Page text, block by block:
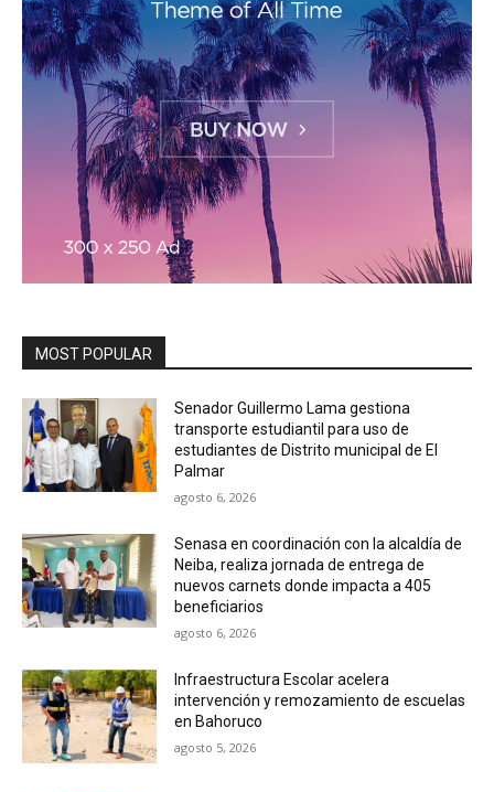
MOST POPULAR
Senador Guillermo Lama gestiona
transporte estudiantil para uso de
estudiantes de Distrito municipal de El
Palmar
agosto 6, 2026
Senasa en coordinación con la alcaldía de
Neiba, realiza jornada de entrega de
nuevos carnets donde impacta a 405
beneficiarios
agosto 6, 2026
Infraestructura Escolar acelera
intervención y remozamiento de escuelas
en Bahoruco
agosto 5, 2026